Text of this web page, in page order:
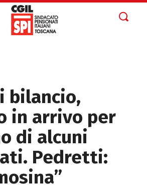
bilancio,
in arrivo per
di alcuni
Pedretti: